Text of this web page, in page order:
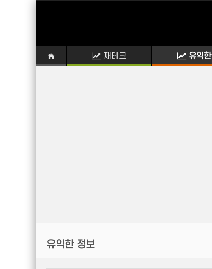
재테크 유익
유익한 정보